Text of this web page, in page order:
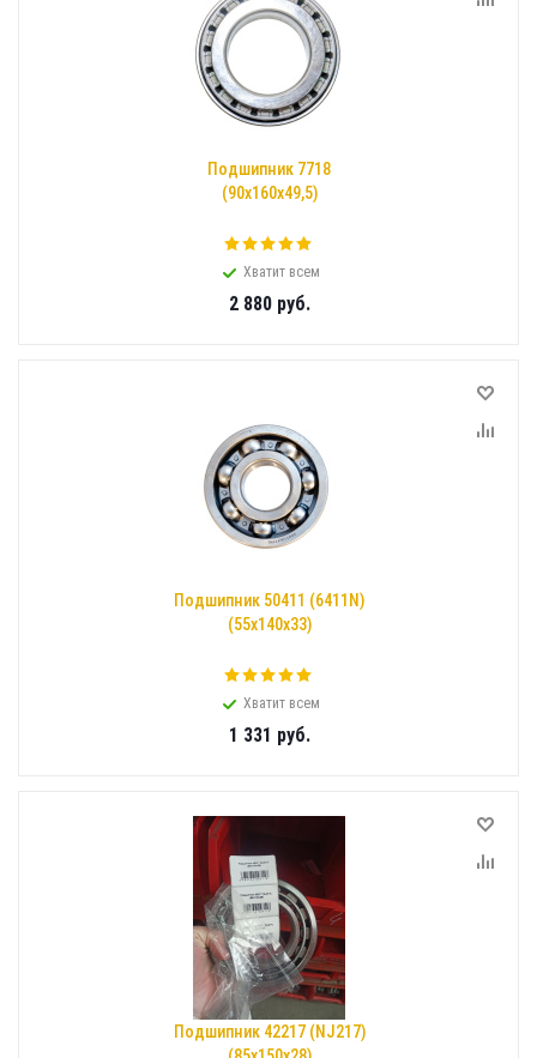
Подшипник 7718
(90x160x49,5)
Хватит всем
2 880руб.
Подшипник 50411 (6411N)
(55x140x33)
Хватит всем
1 331 руб.
Подшипник 42217 (NJ217)